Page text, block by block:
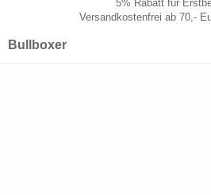
5% Rabatt für
Versandkostenfrei ab 70,-
Bullboxer